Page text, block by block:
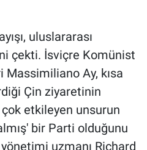
uluslararası
çekti. İsviçre Komünist
Ay, kısa
Çin ziyaretinin
etkileyen unsurun
bir Parti olduğunu
uzmanı Richard